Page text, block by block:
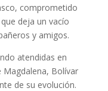
comprometido
deja un vacío
y amigos.
atendidas en
Magdalena, Bolívar
de su evolución.